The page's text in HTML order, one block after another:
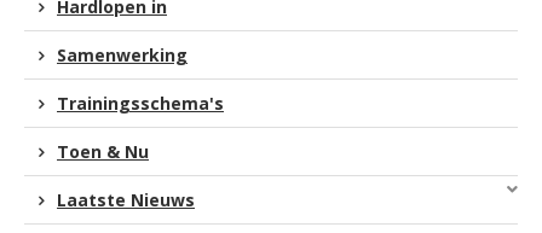
Hardlopen in
Samenwerking
Trainingsschema's
Toen & Nu
Laatste Nieuws